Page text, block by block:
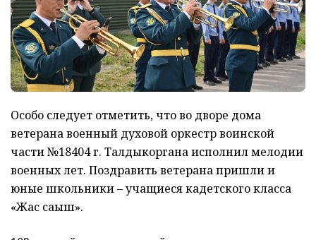
Особо следует отметить, что во дворе дома
ветерана военный духовой оркестр воинской
части №18404 г. Талдыкоргана исполнил мелодии
военных лет. Поздравить ветерана пришли и
юные школьники – учащиеся кадетского класса
«Жас сақыш».